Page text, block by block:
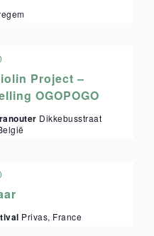
Project –
OGOPOGO
Dikkebusstraat
Privas, France